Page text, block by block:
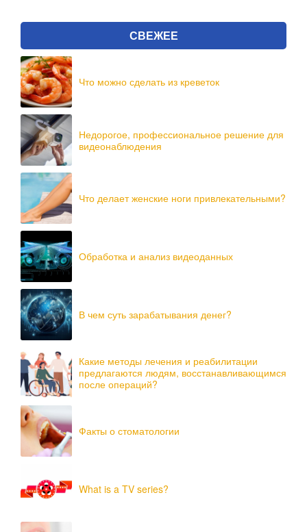
СВЕЖЕЕ
Что можно сделать из креветок
Недорогое, профессиональное решение для
видеонаблюдения
Что делает женские ноги привлекательными?
Обработка и анализ видеоданных
В чем суть зарабатывания денег?
Какие методы лечения и реабилитации
предлагаются людям, восстанавливающимся
после операций?
Факты о стоматологии
What is a TV series?